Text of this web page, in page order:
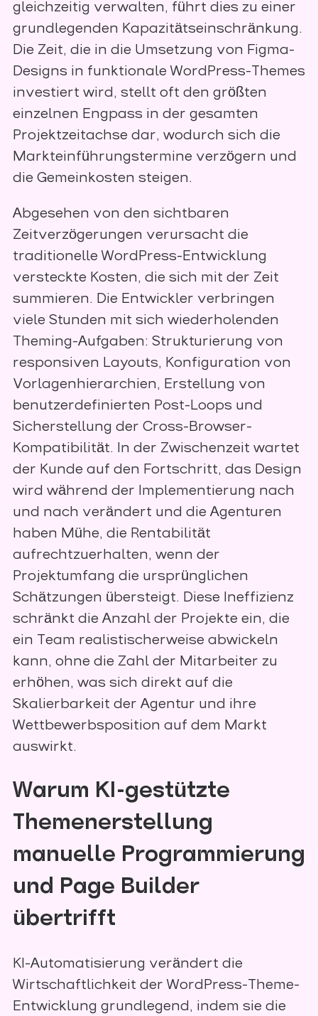
gleichzeitig verwalten, führt dies zu einer
grundlegenden Kapazitätseinschränkung.
Die Zeit, die in die Umsetzung von Figma-
Designs in funktionale WordPress-Themes
investiert wird, stellt oft den größten
einzelnen Engpass in der gesamten
Projektzeitachse dar, wodurch sich die
Markteinführungstermine verzögern und
die Gemeinkosten steigen.
Abgesehen von den sichtbaren
Zeitverzögerungen verursacht die
traditionelle WordPress-Entwicklung
versteckte Kosten, die sich mit der Zeit
summieren. Die Entwickler verbringen
viele Stunden mit sich wiederholenden
Theming-Aufgaben: Strukturierung von
responsiven Layouts, Konfiguration von
Vorlagenhierarchien, Erstellung von
benutzerdefinierten Post-Loops und
Sicherstellung der Cross-Browser-
Kompatibilität. In der Zwischenzeit wartet
der Kunde auf den Fortschritt, das Design
wird während der Implementierung nach
und nach verändert und die Agenturen
haben Mühe, die Rentabilität
aufrechtzuerhalten, wenn der
Projektumfang die ursprünglichen
Schätzungen übersteigt. Diese Ineffizienz
schränkt die Anzahl der Projekte ein, die
ein Team realistischerweise abwickeln
kann, ohne die Zahl der Mitarbeiter zu
erhöhen, was sich direkt auf die
Skalierbarkeit der Agentur und ihre
Wettbewerbsposition auf dem Markt
auswirkt.
Warum KI-gestützte
Themenerstellung
manuelle Programmierung
und Page Builder
übertrifft
KI-Automatisierung verändert die
Wirtschaftlichkeit der WordPress-Theme-
Entwicklung grundlegend, indem sie die